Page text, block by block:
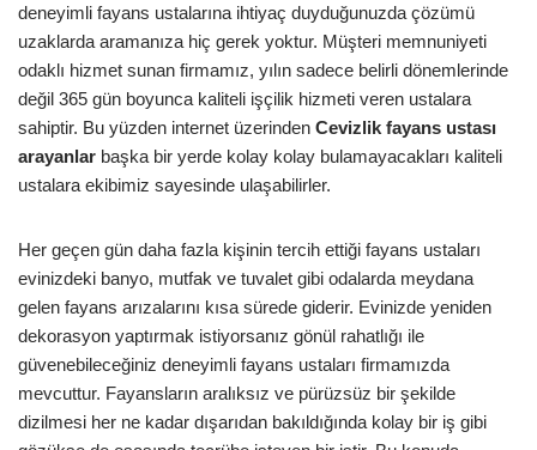
deneyimli fayans ustalarına ihtiyaç duyduğunuzda çözümü
uzaklarda aramanıza hiç gerek yoktur. Müşteri memnuniyeti
odaklı hizmet sunan firmamız, yılın sadece belirli dönemlerinde
değil 365 gün boyunca kaliteli işçilik hizmeti veren ustalara
sahiptir. Bu yüzden internet üzerinden Cevizlik fayans ustası
arayanlar başka bir yerde kolay kolay bulamayacakları kaliteli
ustalara ekibimiz sayesinde ulaşabilirler.
Her geçen gün daha fazla kişinin tercih ettiği fayans ustaları
evinizdeki banyo, mutfak ve tuvalet gibi odalarda meydana
gelen fayans arızalarını kısa sürede giderir. Evinizde yeniden
dekorasyon yaptırmak istiyorsanız gönül rahatlığı ile
güvenebileceğiniz deneyimli fayans ustaları firmamızda
mevcuttur. Fayansların aralıksız ve pürüzsüz bir şekilde
dizilmesi her ne kadar dışarıdan bakıldığında kolay bir iş gibi